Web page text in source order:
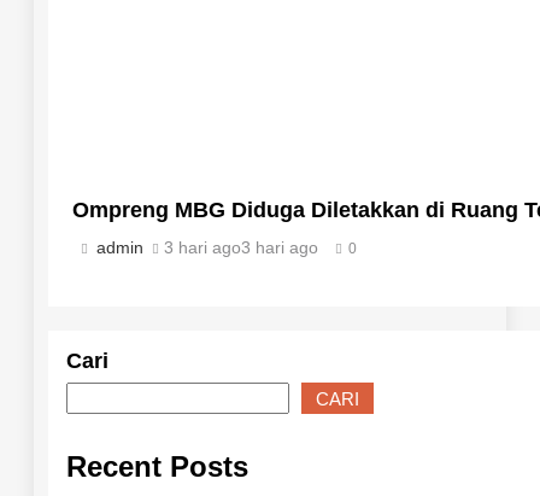
Ompreng MBG Diduga Diletakkan di Ruang
admin 3 hari ago3 hari ago 0
Cari
CARI
Recent Posts